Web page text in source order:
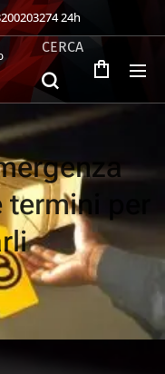
24h
CERCA
per